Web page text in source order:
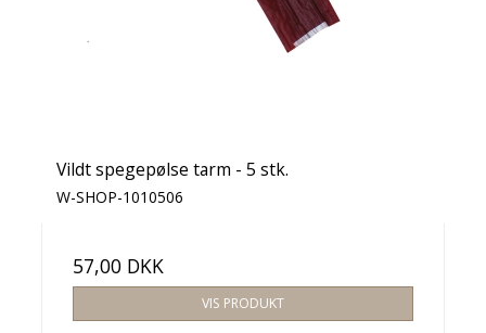
Vildt spegepølse tarm - 5 stk.
W-SHOP-1010506
57,00 DKK
VIS PRODUKT